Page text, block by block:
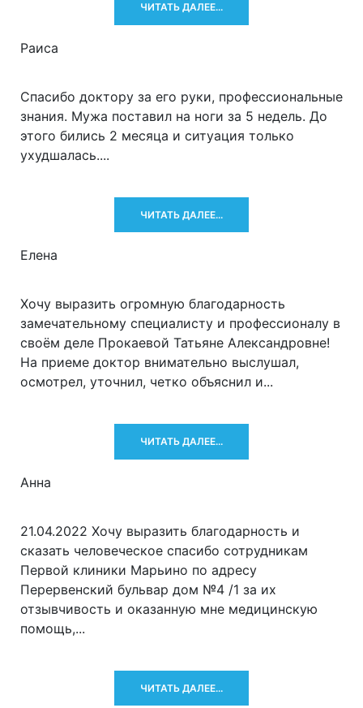
ЧИТАТЬ ДАЛЕЕ...
Раиса
Спасибо доктору за его руки, профессиональные
знания. Мужа поставил на ноги за 5 недель. До
этого бились 2 месяца и ситуация только
ухудшалась....
ЧИТАТЬ ДАЛЕЕ...
Елена
Хочу выразить огромную благодарность
замечательному специалисту и профессионалу в
своём деле Прокаевой Татьяне Александровне!
На приеме доктор внимательно выслушал,
осмотрел, уточнил, четко объяснил и...
ЧИТАТЬ ДАЛЕЕ...
Анна
21.04.2022 Хочу выразить благодарность и
сказать человеческое спасибо сотрудникам
Первой клиники Марьино по адресу
Перервенский бульвар дом №4 /1 за их
отзывчивость и оказанную мне медицинскую
помощь,...
ЧИТАТЬ ДАЛЕЕ...